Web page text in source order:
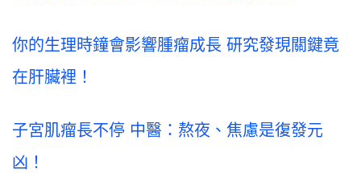
你的生理時鐘會影響腫瘤成長 研究發現關鍵竟
在肝臟裡！
子宮肌瘤長不停 中醫：熬夜、焦慮是復發元
凶！